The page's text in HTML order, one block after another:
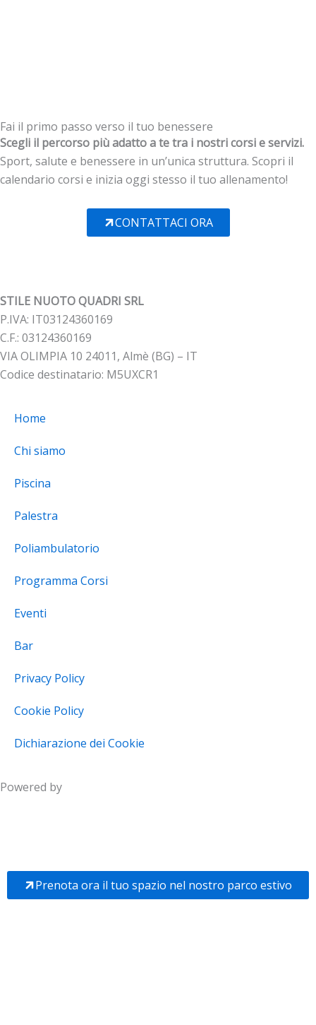
Fai il primo passo verso il tuo benessere
Scegli il percorso più adatto a te tra i nostri corsi e servizi.
Sport, salute e benessere in un’unica struttura. Scopri il
calendario corsi e inizia oggi stesso il tuo allenamento!
CONTATTACI ORA
STILE NUOTO QUADRI SRL
P.IVA: IT03124360169
C.F.: 03124360169
VIA OLIMPIA 10 24011, Almè (BG) – IT
Codice destinatario: M5UXCR1
Home
Chi siamo
Piscina
Palestra
Poliambulatorio
Programma Corsi
Eventi
Bar
Privacy Policy
Cookie Policy
Dichiarazione dei Cookie
Powered by
Prenota ora il tuo spazio nel nostro parco estivo